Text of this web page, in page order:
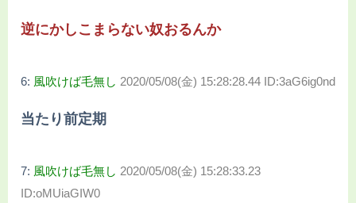
逆にかしこまらない奴おるんか
6: 風吹けば毛無し 2020/05/08(金) 15:28:28.44 ID:3aG6ig0nd
当たり前定期
7: 風吹けば毛無し 2020/05/08(金) 15:28:33.23
ID:oMUiaGIW0